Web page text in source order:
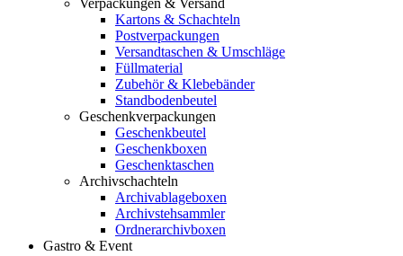
Verpackungen & Versand
Kartons & Schachteln
Postverpackungen
Versandtaschen & Umschläge
Füllmaterial
Zubehör & Klebebänder
Standbodenbeutel
Geschenkverpackungen
Geschenkbeutel
Geschenkboxen
Geschenktaschen
Archivschachteln
Archivablageboxen
Archivstehsammler
Ordnerarchivboxen
Gastro & Event